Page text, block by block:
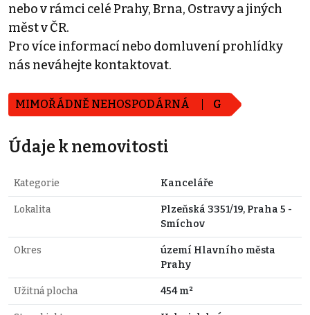
nebo v rámci celé Prahy, Brna, Ostravy a jiných
měst v ČR.
Pro více informací nebo domluvení prohlídky
nás neváhejte kontaktovat.
MIMOŘÁDNĚ NEHOSPODÁRNÁ G
Údaje k nemovitosti
Kategorie Kanceláře
Lokalita
Plzeňská 3351/19, Praha 5 -
Smíchov
Okres
území Hlavního města
Prahy
Užitná plocha 454 m²